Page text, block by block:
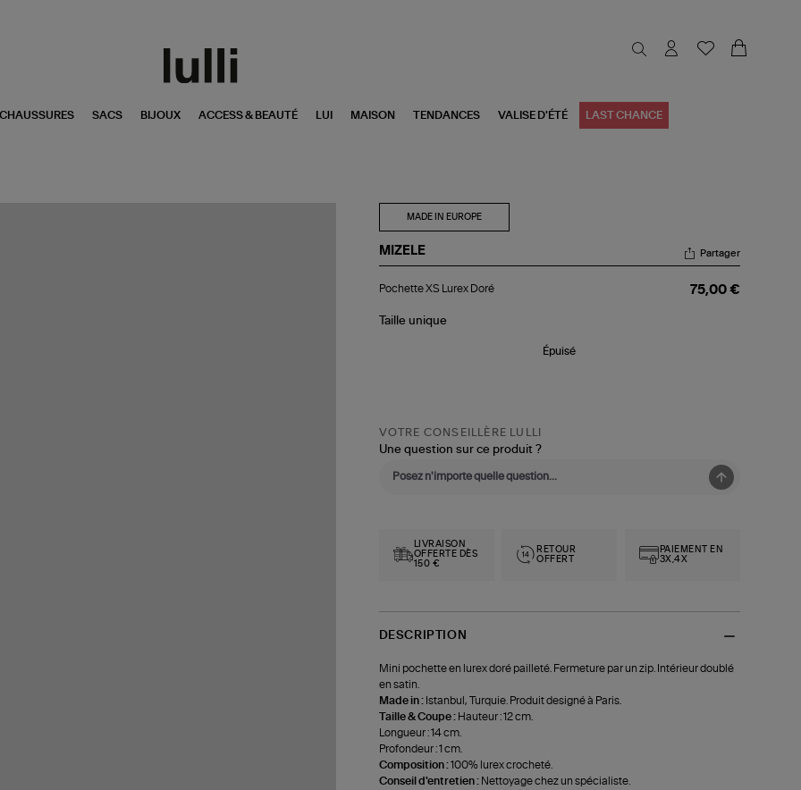
CHAUSSURES SACS BIJOUX ACCESS & BEAUTÉ LUI MAISON TENDANCES VALISE D'ÉTÉ LAST CHANCE
MADE IN EUROPE
MIZELE
XS
Doré
Partager
Pochette XS Lurex Doré 75,00 €
Taille unique
Épuisé
VOTRE CONSEILLÈRE LULLI
Une question sur ce produit ?
LIVRAISON
OFFERTE DÈS
150 €
RETOUR
OFFERT
PAIEMENT EN
3X,4X
DESCRIPTION
Mini pochette en lurex doré pailleté. Fermeture par un zip. Intérieur doublé
en satin.
Made in : Istanbul, Turquie. Produit designé à Paris.
Taille & Coupe : Hauteur : 12 cm.
Longueur : 14 cm.
Profondeur : 1 cm.
Composition :100% lurex crocheté.
Conseil d'entretien : Nettoyage chez un spécialiste.